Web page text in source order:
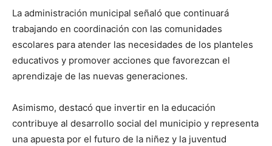
La administración municipal señaló que continuará
trabajando en coordinación con las comunidades
escolares para atender las necesidades de los planteles
educativos y promover acciones que favorezcan el
aprendizaje de las nuevas generaciones.
Asimismo, destacó que invertir en la educación
contribuye al desarrollo social del municipio y representa
una apuesta por el futuro de la niñez y la juventud